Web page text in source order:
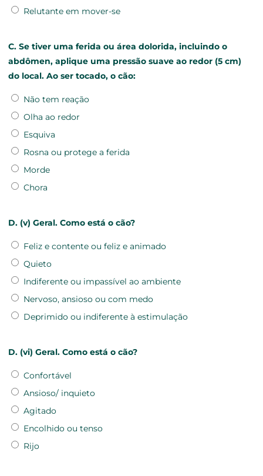
Relutante em mover-se
C. Se tiver uma ferida ou área dolorida, incluindo o
abdômen, aplique uma pressão suave ao redor (5 cm)
do local. Ao ser tocado, o cão:
Não tem reação
Olha ao redor
Esquiva
Rosna ou protege a ferida
Morde
Chora
D. (v) Geral. Como está o cão?
Feliz e contente ou feliz e animado
Quieto
Indiferente ou impassível ao ambiente
Nervoso, ansioso ou com medo
Deprimido ou indiferente à estimulação
D. (vi) Geral. Como está o cão?
Confortável
Ansioso/ inquieto
Agitado
Encolhido ou tenso
Rijo